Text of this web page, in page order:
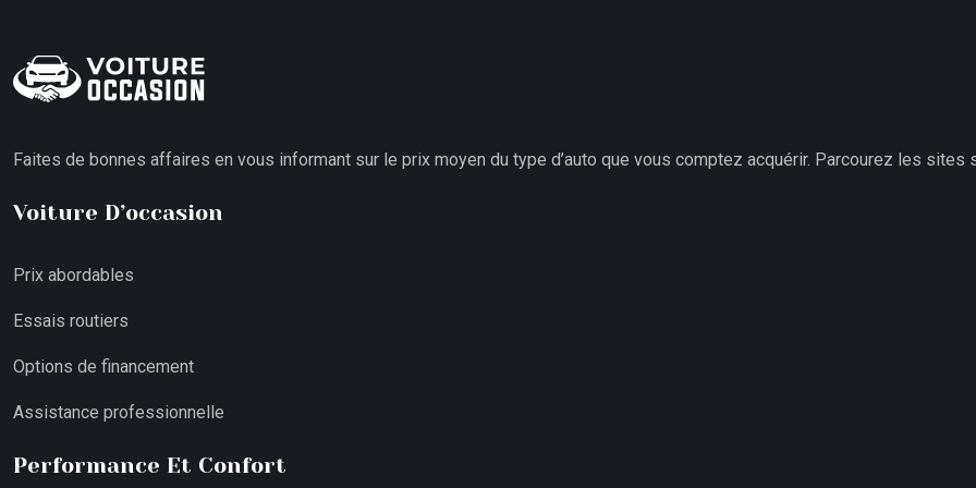
Faites de bonnes affaires en vous informant sur le prix moyen du type d’auto que vous comptez acquérir. Parcourez les sites
Voiture D’occasion
Prix abordables
Essais routiers
Options de financement
Assistance professionnelle
Performance Et Confort